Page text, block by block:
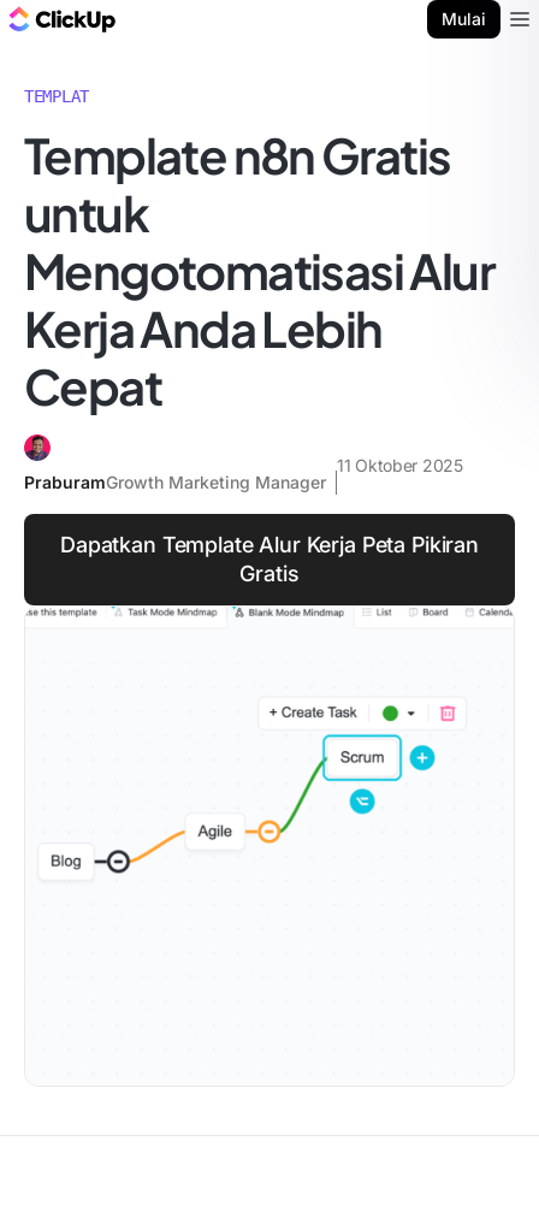
Mulai
TEMPLAT
Template n8n Gratis
untuk
Mengotomatisasi Alur
Kerja Anda Lebih
Cepat
PraburamGrowth Marketing Manager
11 Oktober 2025
Dapatkan Template Alur Kerja Peta Pikiran
Gratis